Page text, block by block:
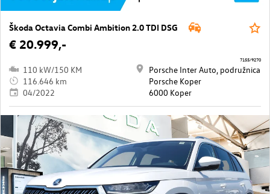
Škoda Octavia Combi Ambition 2.0 TDI DSG
€ 20.999,-
110 kW/150 KM
116.646 km
04/2022
Porsche Inter Auto, podružnica
Porsche Koper
6000 Koper
7155/9270